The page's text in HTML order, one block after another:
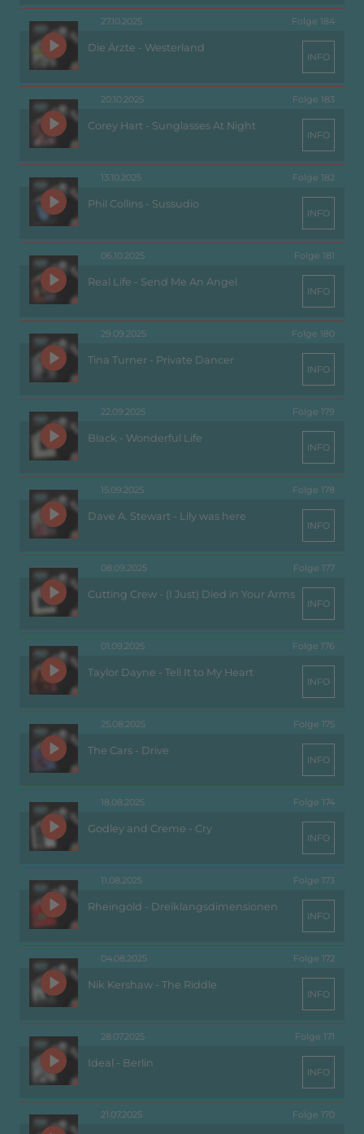
27.10.2025 Folge 184
Die Ärzte - Westerland
INFO
20.10.2025 Folge 183
Corey Hart - Sunglasses At Night
INFO
13.10.2025 Folge 182
Phil Collins - Sussudio
INFO
06.10.2025 Folge 181
Real Life - Send Me An Angel
INFO
29.09.2025 Folge 180
Tina Turner - Private Dancer
INFO
22.09.2025 Folge 179
Black - Wonderful Life
INFO
15.09.2025 Folge 178
Dave A. Stewart - Lily was here
INFO
08.09.2025 Folge 177
Cutting Crew - (I Just) Died in Your Arms
INFO
01.09.2025 Folge 176
Taylor Dayne - Tell It to My Heart
INFO
25.08.2025 Folge 175
The Cars - Drive
INFO
18.08.2025 Folge 174
Godley and Creme - Cry
INFO
11.08.2025 Folge 173
Rheingold - Dreiklangsdimensionen
INFO
04.08.2025 Folge 172
Nik Kershaw - The Riddle
INFO
28.07.2025 Folge 171
Ideal - Berlin
INFO
21.07.2025 Folge 170